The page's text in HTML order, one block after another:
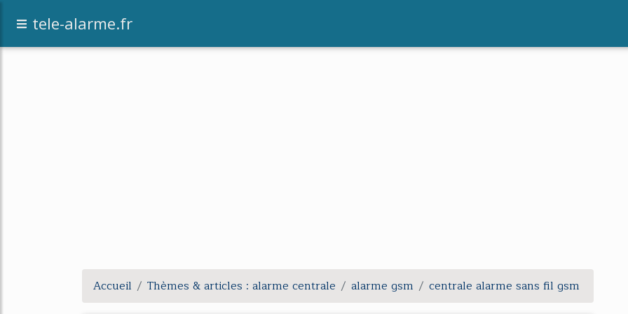
tele-alarme.fr
Accueil Thèmes & articles : alarme centrale alarme gsm centrale alarme sans fil gsm